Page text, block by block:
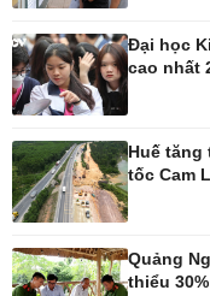
Kinh tế
Bất động sản
Khởi nghiệp
Vụ án
Tin nóng
Đại học
cao nhất
Huế tăng
tốc Cam
Quảng
thiểu